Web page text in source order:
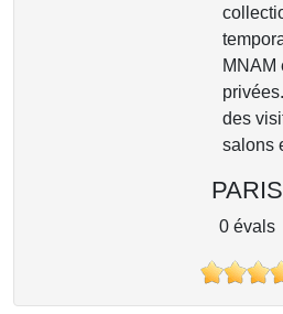
MNAM
des
salons
PARIS
0 évals